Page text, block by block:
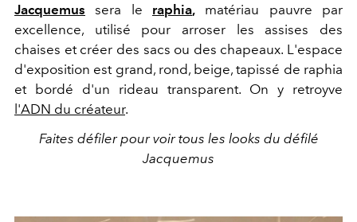
Jacquemus sera le raphia, matériau pauvre par
excellence, utilisé pour arroser les assises des
chaises et créer des sacs ou des chapeaux. L'espace
d'exposition est grand, rond, beige, tapissé de raphia
et bordé d'un rideau transparent. On y retroyve
l'ADN du créateur.
Faites défiler pour voir tous les looks du défilé
Jacquemus